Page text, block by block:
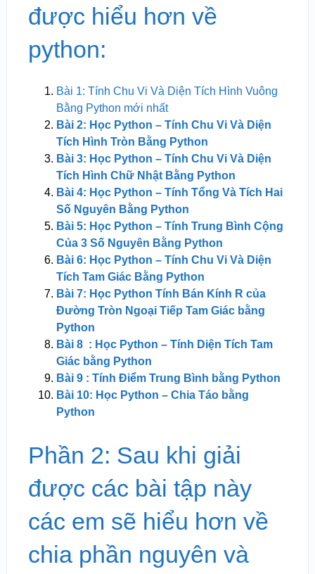
được hiểu hơn về
python:
Bài 1: Tính Chu Vi Và Diện Tích Hình Vuông
Bằng Python mới nhất
Bài 2: Học Python – Tính Chu Vi Và Diện
Tích Hình Tròn Bằng Python
Bài 3: Học Python – Tính Chu Vi Và Diện
Tích Hình Chữ Nhật Bằng Python
Bài 4: Học Python – Tính Tổng Và Tích Hai
Số Nguyên Bằng Python
Bài 5: Học Python – Tính Trung Bình Cộng
Của 3 Số Nguyên Bằng Python
Bài 6: Học Python – Tính Chu Vi Và Diện
Tích Tam Giác Bằng Python
Bài 7: Học Python Tính Bán Kính R của
Đường Tròn Ngoại Tiếp Tam Giác bằng
Python
Bài 8 : Học Python – Tính Diện Tích Tam
Giác bằng Python
Bài 9 : Tính Điểm Trung Bình bằng Python
Bài 10: Học Python – Chia Táo bằng
Python
Phần 2: Sau khi giải
được các bài tập này
các em sẽ hiểu hơn về
chia phần nguyên và